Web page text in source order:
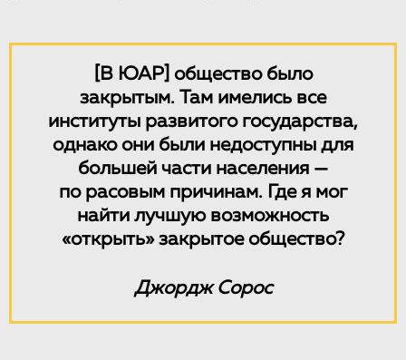
[В ЮАР] общество было
закрытым. Там имелись все
институты развитого государства,
однако они были недоступны для
большей части населения —
по расовым причинам. Где я мог
найти лучшую возможность
«открыть» закрытое общество?
Джордж Сорос